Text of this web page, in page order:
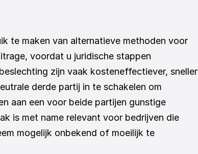
te maken van alternatieve methoden voor
voordat u juridische stappen
zijn vaak kosteneffectiever, sneller
derde partij in te schakelen om
aan een voor beide partijen gunstige
is met name relevant voor bedrijven die
mogelijk onbekend of moeilijk te